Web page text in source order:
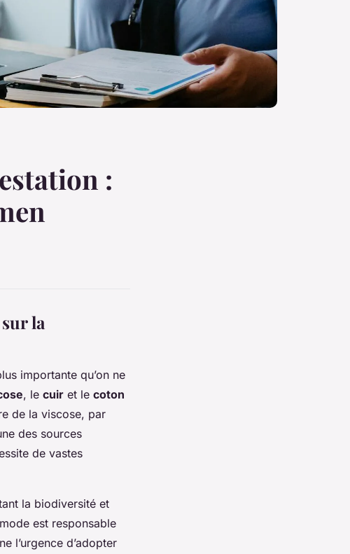
:
la
importante qu’on ne
, le cuir et le coton
de la viscose, par
des sources
de vastes
la biodiversité et
est responsable
l’urgence d’adopter